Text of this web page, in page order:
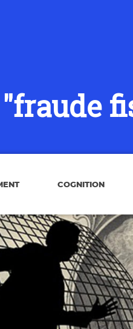
"fraude
COGNITION